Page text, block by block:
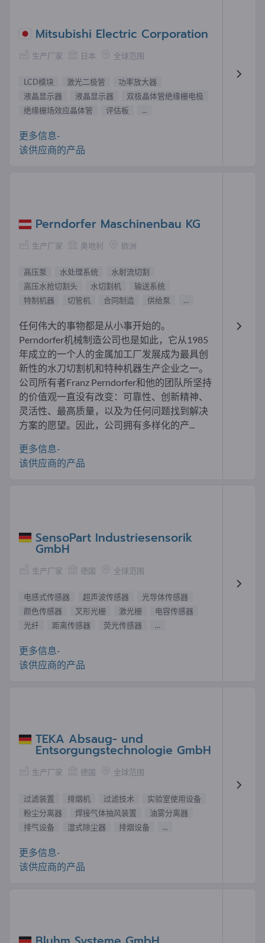
Mitsubishi Electric Corporation
生产厂家 日本 全球范围
LCD模块 激光二极管
功率放大器
液晶显示器
液晶显示器
双极晶体管绝缘栅电极
绝缘栅场效应晶体管
评估板 ...
更多信息-
该供应商的产品
Perndorfer Maschinenbau KG
生产厂家 奥地利 欧洲
高压泵 水处理系统
水射流切割
高压水抢切割头
水切割机
输送系统
特制机器
切管机 合同制造 供给泵 ...
任何伟大的事物都是从小事开始的。
Perndorfer机械制造公司也是如此，它从1985
年成立的一个人的金属加工厂发展成为最具创
新性的水刀切割机和特种机器生产企业之一。
公司所有者Franz Perndorfer和他的团队所坚持
的价值观一直没有改变：可靠性、创新精神、
灵活性、最高质量，以及为任何问题找到解决
方案的愿望。因此，公司拥有多样化的产...
更多信息-
该供应商的产品
SensoPart Industriesensorik
GmbH
生产厂家 德国 全球范围
电感式传感器 超声波传感器
光导体传感器
颜色传感器
叉形光栅 激光栅
电容传感器
光纤
距离传感器 荧光传感器 ...
更多信息-
该供应商的产品
TEKA Absaug- und
Entsorgungstechnologie GmbH
生产厂家 德国 全球范围
过滤装置 排烟机 过滤技术
实验室使用设备
粉尘分离器
焊接气体抽风装置
油雾分离器
排气设备
湿式除尘器 排烟设备 ...
更多信息-
该供应商的产品